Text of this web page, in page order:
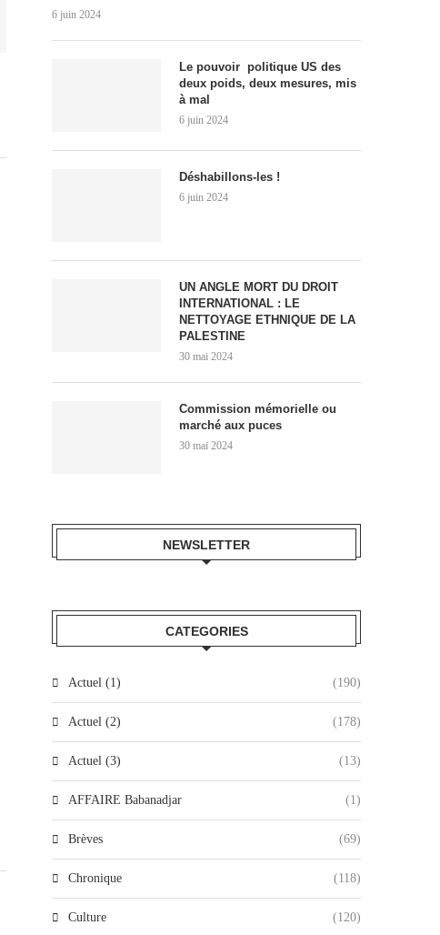
6 juin 2024
Le pouvoir politique US des
deux poids, deux mesures, mis
à mal
6 juin 2024
Déshabillons-les !
6 juin 2024
UN ANGLE MORT DU DROIT
INTERNATIONAL : LE
NETTOYAGE ETHNIQUE DE LA
PALESTINE
30 mai 2024
Commission mémorielle ou
marché aux puces
30 mai 2024
NEWSLETTER
CATEGORIES
Actuel (1) (190)
Actuel (2) (178)
Actuel (3) (13)
AFFAIRE Babanadjar (1)
Brèves (69)
Chronique (118)
Culture (120)